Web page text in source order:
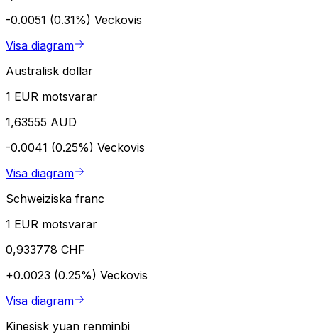
-0.0051 (0.31%) Veckovis
Visa diagram
Australisk dollar
1 EUR motsvarar
1,63555 AUD
-0.0041 (0.25%) Veckovis
Visa diagram
Schweiziska franc
1 EUR motsvarar
0,933778 CHF
+0.0023 (0.25%) Veckovis
Visa diagram
Kinesisk yuan renminbi